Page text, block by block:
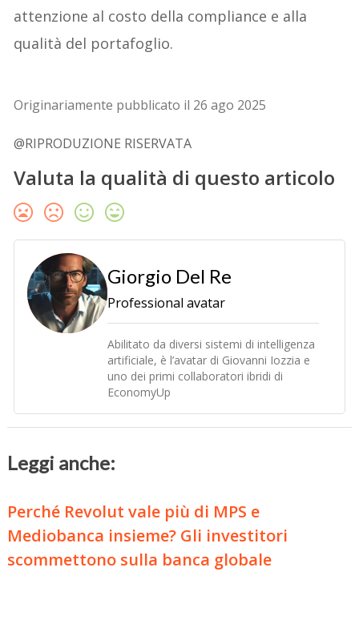
attenzione al costo della compliance e alla
qualità del portafoglio.
Originariamente pubblicato il 26 ago 2025
@RIPRODUZIONE RISERVATA
Valuta la qualità di questo articolo
Giorgio Del Re
Professional avatar
Abilitato da diversi sistemi di intelligenza
artificiale, è l’avatar di Giovanni Iozzia e
uno dei primi collaboratori ibridi di
EconomyUp
Leggi anche:
Perché Revolut vale più di MPS e
Mediobanca insieme? Gli investitori
scommettono sulla banca globale